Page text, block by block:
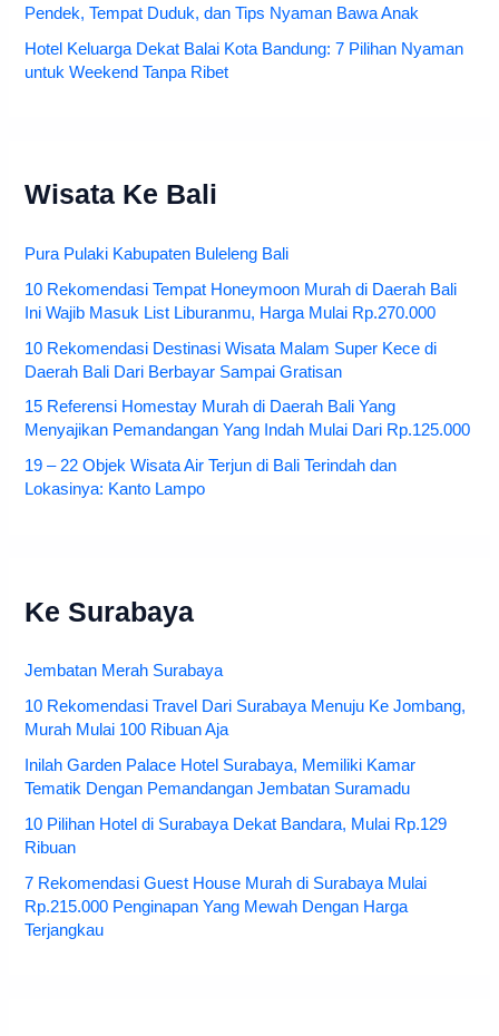
Pendek, Tempat Duduk, dan Tips Nyaman Bawa Anak
Hotel Keluarga Dekat Balai Kota Bandung: 7 Pilihan Nyaman
untuk Weekend Tanpa Ribet
Wisata Ke Bali
Pura Pulaki Kabupaten Buleleng Bali
10 Rekomendasi Tempat Honeymoon Murah di Daerah Bali
Ini Wajib Masuk List Liburanmu, Harga Mulai Rp.270.000
10 Rekomendasi Destinasi Wisata Malam Super Kece di
Daerah Bali Dari Berbayar Sampai Gratisan
15 Referensi Homestay Murah di Daerah Bali Yang
Menyajikan Pemandangan Yang Indah Mulai Dari Rp.125.000
19 – 22 Objek Wisata Air Terjun di Bali Terindah dan
Lokasinya: Kanto Lampo
Ke Surabaya
Jembatan Merah Surabaya
10 Rekomendasi Travel Dari Surabaya Menuju Ke Jombang,
Murah Mulai 100 Ribuan Aja
Inilah Garden Palace Hotel Surabaya, Memiliki Kamar
Tematik Dengan Pemandangan Jembatan Suramadu
10 Pilihan Hotel di Surabaya Dekat Bandara, Mulai Rp.129
Ribuan
7 Rekomendasi Guest House Murah di Surabaya Mulai
Rp.215.000 Penginapan Yang Mewah Dengan Harga
Terjangkau